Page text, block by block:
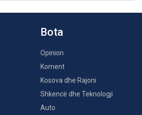
Bota
Opinion
Koment
Kosova dhe Rajoni
Shkencë dhe Teknologji
Auto